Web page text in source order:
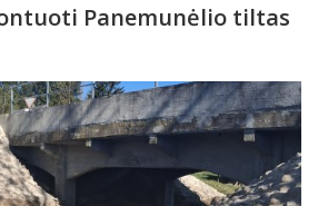
Panemunėlio tiltas